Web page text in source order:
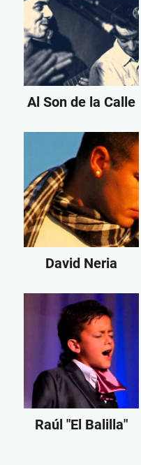
Al Son de la Calle
David Neria
Raúl "El Balilla"